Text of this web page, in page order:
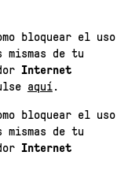
bloquear el uso
de tu
Internet
aquí.
bloquear el uso
de tu
Internet